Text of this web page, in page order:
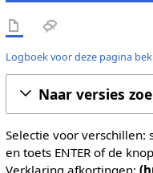
Logboek voor deze pagina
Naar versies
Selectie voor verschillen:
en toets ENTER of de
Verklaring afkortingen: